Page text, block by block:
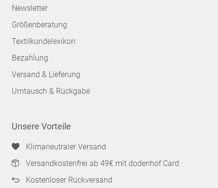
Newsletter
Größenberatung
Textilkundelexikon
Bezahlung
Versand & Lieferung
Umtausch & Rückgabe
Unsere Vorteile
Klimaneutraler Versand
Versandkostenfrei ab 49€ mit dodenhof Card
Kostenloser Rückversand